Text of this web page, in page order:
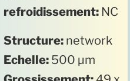
refroidissement: NC
Structure: network
Echelle: 500 µm